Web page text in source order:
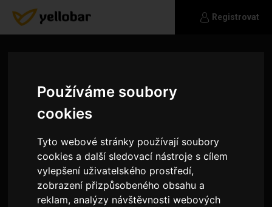
Používáme soubory
cookies
Tyto webové stránky používají soubory
cookies a další sledovací nástroje s cílem
vylepšení uživatelského prostředí,
zobrazení přizpůsobeného obsahu a
reklam, analýzy návštěvnosti webových
Registrovat